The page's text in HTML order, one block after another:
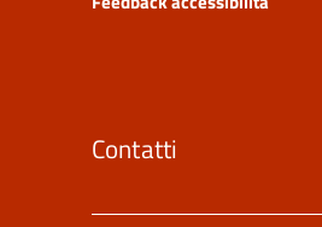
Contatti